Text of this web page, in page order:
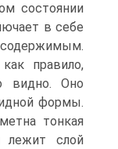
состоянии
в себе
правило,
видно. Оно
формы.
тонкая
лежит слой